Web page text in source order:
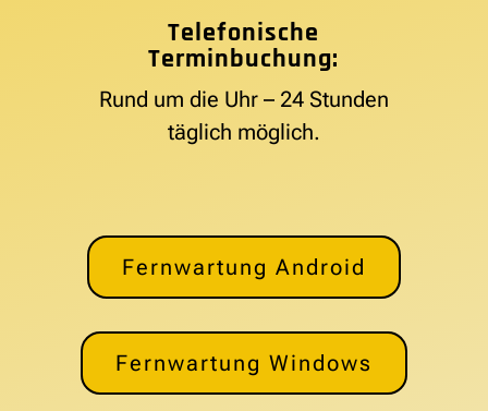
Telefonische
Terminbuchung:
Rund um die Uhr – 24 Stunden
täglich möglich.
Fernwartung Android
Fernwartung Windows